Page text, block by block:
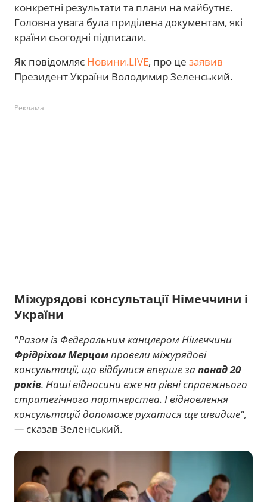
конкретні результати та плани на майбутнє.
Головна увага була приділена документам, які
країни сьогодні підписали.
Як повідомляє Новини.LIVE, про це заявив
Президент України Володимир Зеленський.
Реклама
Міжурядові консультації Німеччини і
України
"Разом із Федеральним канцлером Німеччини
Фрідріхом Мерцомпровели міжурядові
консультації, що відбулися вперше запонад 20
років. Наші відносини вже на рівні справжнього
стратегічного партнерства. І відновлення
консультацій допоможе рухатися ще швидше",
— сказав Зеленський.